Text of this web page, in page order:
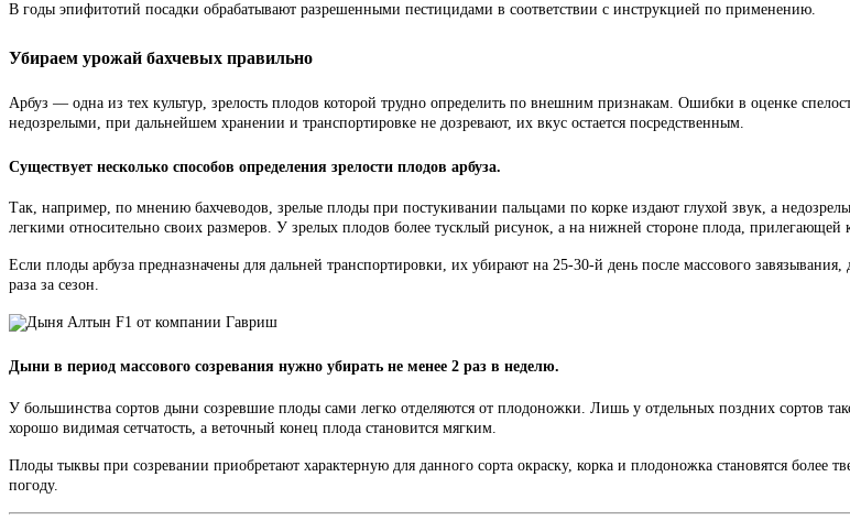
В годы эпифитотий посадки обрабатывают разрешенными пестицидами в соответствии с инструкцией по применению.
Убираем урожай бахчевых правильно
Арбуз — одна из тех культур, зрелость плодов которой трудно определить по внешним признакам. Ошибки в оценке
недозрелыми, при дальнейшем хранении и транспортировке не дозревают, их вкус остается посредственным.
Существует несколько способов определения зрелости плодов арбуза.
Так, например, по мнению бахчеводов, зрелые плоды при постукивании пальцами по корке издают глухой звук, а
легкими относительно своих размеров. У зрелых плодов более тусклый рисунок, а на нижней стороне плода, прилегающей
Если плоды арбуза предназначены для дальней транспортировки, их убирают на 25-30-й день после массового
раза за сезон.
Дыни в период массового созревания нужно убирать не менее 2 раз в неделю.
У большинства сортов дыни созревшие плоды сами легко отделяются от плодоножки. Лишь у отдельных поздних сортов
хорошо видимая сетчатость, а веточный конец плода становится мягким.
Плоды тыквы при созревании приобретают характерную для данного сорта окраску, корка и плодоножка становятся
погоду.